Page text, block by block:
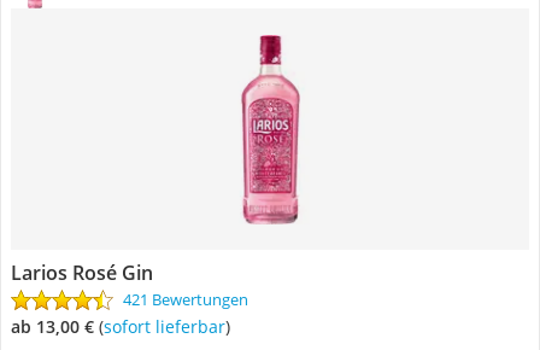
Larios Rosé Gin
421 Bewertungen
ab 13,00 € ( Sofort lieferbar)